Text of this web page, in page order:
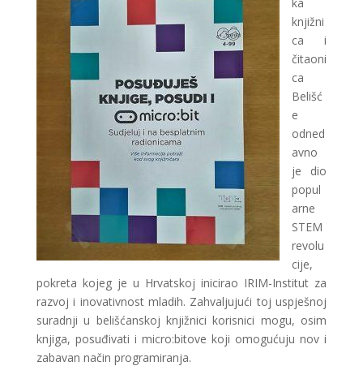
knjižni
ca i
čitaoni
ca
Belišć
e
odned
avno
je dio
popul
arne
STEM
revolu
cije,
pokreta kojeg je u Hrvatskoj inicirao IRIM-Institut za
razvoj i inovativnost mladih. Zahvaljujući toj uspješnoj
suradnji u belišćanskoj knjižnici korisnici mogu, osim
knjiga, posuđivati i micro:bitove koji omogućuju nov i
zabavan način programiranja.